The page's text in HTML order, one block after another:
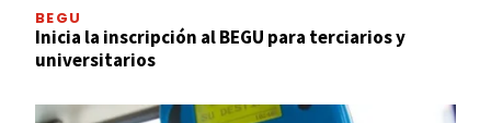
BEGU
Inicia la inscripción al BEGU para terciarios y
universitarios